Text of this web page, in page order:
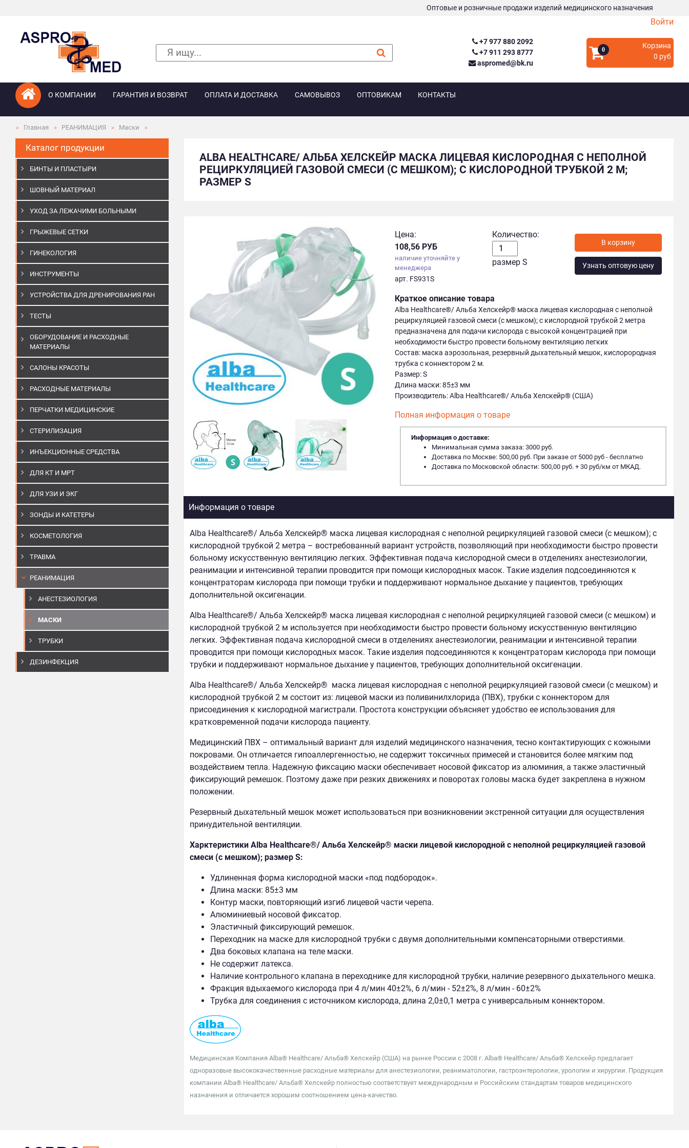
Оптовые и розничные продажи изделий медицинского назначения
Войти
+7 977 880 2092
+7 911 293 8777
aspromed@bk.ru
0
Корзина
0 руб
О КОМПАНИИ ГАРАНТИЯ И ВОЗВРАТ ОПЛАТА И ДОСТАВКА САМОВЫВОЗ ОПТОВИКАМ КОНТАКТЫ
Главная РЕАНИМАЦИЯ Маски
Каталог продукции
БИНТЫ И ПЛАСТЫРИ
ШОВНЫЙ МАТЕРИАЛ
УХОД ЗА ЛЕЖАЧИМИ БОЛЬНЫМИ
ГРЫЖЕВЫЕ СЕТКИ
ГИНЕКОЛОГИЯ
ИНСТРУМЕНТЫ
УСТРОЙСТВА ДЛЯ ДРЕНИРОВАНИЯ РАН
ТЕСТЫ
ОБОРУДОВАНИЕ И РАСХОДНЫЕ
МАТЕРИАЛЫ
САЛОНЫ КРАСОТЫ
РАСХОДНЫЕ МАТЕРИАЛЫ
ПЕРЧАТКИ МЕДИЦИНСКИЕ
СТЕРИЛИЗАЦИЯ
ИНЪЕКЦИОННЫЕ СРЕДСТВА
ДЛЯ КТ И МРТ
ДЛЯ УЗИ И ЭКГ
ЗОНДЫ И КАТЕТЕРЫ
КОСМЕТОЛОГИЯ
ТРАВМА
РЕАНИМАЦИЯ
АНЕСТЕЗИОЛОГИЯ
МАСКИ
ТРУБКИ
ДЕЗИНФЕКЦИЯ
ALBA HEALTHCARE/ АЛЬБА ХЕЛСКЕЙР МАСКА ЛИЦЕВАЯ КИСЛОРОДНАЯ С НЕПОЛНОЙ
РЕЦИРКУЛЯЦИЕЙ ГАЗОВОЙ СМЕСИ (С МЕШКОМ); С КИСЛОРОДНОЙ ТРУБКОЙ 2 М;
РАЗМЕР S
Цена:
108,56 РУБ
наличие уточняйте у
менеджера
арт. FS931S
Количество:
размер S Узнать оптовую цену
Краткое описание товара
Alba Healthcare®/ Альба Хелскейр® маска лицевая кислородная с неполной
рециркуляцией газовой смеси (с мешком); с кислородной трубкой 2 метра
предназначена для подачи кислорода с высокой концентрацией при
необходимости быстро провести больному вентиляцию легких
Состав: маска аэрозольная, резервный дыхательный мешок, кислорородная
трубка с коннектором 2 м.
Размер: S
Длина маски: 85±3 мм
Производитель: Alba Healthcare®/ Альба Хелскейр® (США)
Полная информация о товаре
Информация о доставке:
Минимальная сумма заказа: 3000 руб.
Доставка по Москве: 500,00 руб. При заказе от 5000 руб - бесплатно
Доставка по Московской области: 500,00 руб. + 30 руб/км от МКАД.
Информация о товаре
Alba Healthcare®/ Альба Хелскейр® маска лицевая кислородная с неполной рециркуляцией газовой смеси (с мешком); с
кислородной трубкой 2 метра – востребованный вариант устройств, позволяющий при необходимости быстро провести
больному искусственную вентиляцию легких. Эффективная подача кислородной смеси в отделениях анестезиологии,
реанимации и интенсивной терапии проводится при помощи кислородных масок. Такие изделия подсоединяются к
концентраторам кислорода при помощи трубки и поддерживают нормальное дыхание у пациентов, требующих
дополнительной оксигенации.
Alba Healthcare®/ Альба Хелскейр® маска лицевая кислородная с неполной рециркуляцией газовой смеси (с мешком) и
кислородной трубкой 2 м используется при необходимости быстро провести больному искусственную вентиляцию
легких. Эффективная подача кислородной смеси в отделениях анестезиологии, реанимации и интенсивной терапии
проводится при помощи кислородных масок. Такие изделия подсоединяются к концентраторам кислорода при помощи
трубки и поддерживают нормальное дыхание у пациентов, требующих дополнительной оксигенации.
Alba Healthcare®/ Альба Хелскейр® маска лицевая кислородная с неполной рециркуляцией газовой смеси (с мешком) и
кислородной трубкой 2 м состоит из: лицевой маски из поливинилхлорида (ПВХ), трубки с коннектором для
присоединения к кислородной магистрали. Простота конструкции объясняет удобство ее использования для
кратковременной подачи кислорода пациенту.
Медицинский ПВХ – оптимальный вариант для изделий медицинского назначения, тесно контактирующих с кожными
покровами. Он отличается гипоаллергенностью, не содержит токсичных примесей и становится более мягким под
воздействием тепла. Надежную фиксацию маски обеспечивает носовой фиксатор из алюминия, а также эластичный
фиксирующий ремешок. Поэтому даже при резких движениях и поворотах головы маска будет закреплена в нужном
положении.
Резервный дыхательный мешок может использоваться при возникновении экстренной ситуации для осуществления
принудительной вентиляции.
Харктеристики Alba Healthcare®/ Альба Хелскейр® маски лицевой кислородной с неполной рециркуляцией газовой
смеси (с мешком); размер S:
Удлиненная форма кислородной маски «под подбородок».
Длина маски: 85±3 мм
Контур маски, повторяющий изгиб лицевой части черепа.
Алюминиевый носовой фиксатор.
Эластичный фиксирующий ремешок.
Переходник на маске для кислородной трубки с двумя дополнительными компенсаторными отверстиями.
Два боковых клапана на теле маски.
Не содержит латекса.
Наличие контрольного клапана в переходнике для кислородной трубки, наличие резервного дыхательного мешка.
Фракция вдыхаемого кислорода при 4 л/мин 40±2%, 6 л/мин - 52±2%, 8 л/мин - 60±2%
Трубка для соединения с источником кислорода, длина 2,0±0,1 метра с универсальным коннектором.
Медицинская Компания Alba® Healthcare/ Альба® Хелскейр (США) на рынке России с 2008 г. Alba® Healthcare/ Альба® Хелскейр предлагает
одноразовые высококачественные расходные материалы для анестезиологии, реаниматологии, гастроэнтерологии, урологии и хирургии. Продукция
компании Alba® Healthcare/ Альба® Хелскейр полностью соответствует международным и Российским стандартам товаров медицинского
назначения и отличается хорошим соотношением цена-качество.